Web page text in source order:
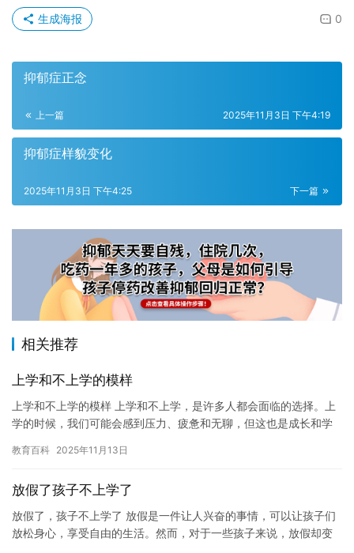
0
生成海报
抑郁症正念
上一篇 2025年11月3日 下午4:19
抑郁症样貌变化
下一篇
2025年11月3日 下午4:25
相关推荐
上学和不上学的模样
上学和不上学的模样 上学和不上学，是许多人都会面临的选择。上
学的时候，我们可能会感到压力、疲惫和无聊，但这也是成长和学
但同…
教育百科 2025年11月13日
放假了孩子不上学了
放假了，孩子不上学了 放假是一件让人兴奋的事情，可以让孩子们
放松身心，享受自由的生活。然而，对于一些孩子来说，放假却变